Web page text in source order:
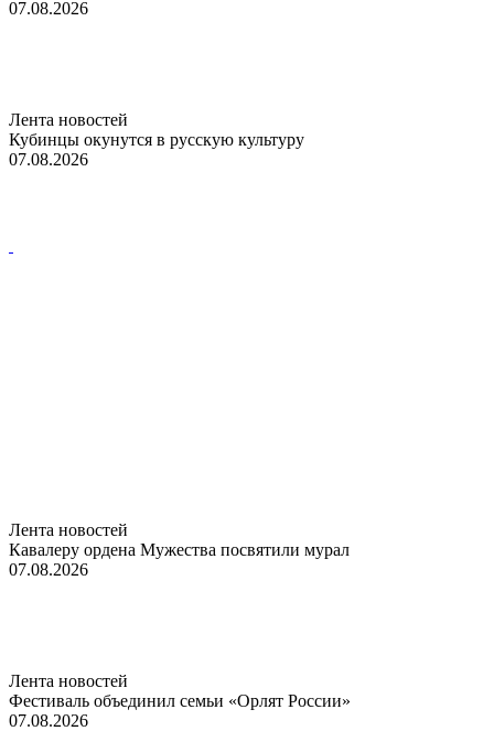
07.08.2026
Лента новостей
Кубинцы окунутся в русскую культуру
07.08.2026
Лента новостей
Кавалеру ордена Мужества посвятили мурал
07.08.2026
Лента новостей
Фестиваль объединил семьи «Орлят России»
07.08.2026